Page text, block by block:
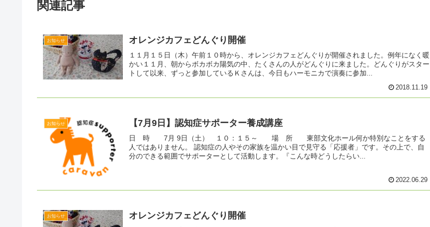
関連記事
お知らせ オレンジカフェどんぐり開催
１１月１５日（木）午前１０時から、オレンジカフェどんぐりが開催されました。例年になく暖
かい１１月、朝からボカボカ陽気の中、たくさんの人がどんぐりに来ました。どんぐりがスター
トして以来、ずっと参加しているＫさんは、今日もハーモニカで演奏に参加...
2018.11.19
お知らせ 【7月9日】認知症サポーター養成講座
日 時 7月 9日（土） １０：１５～ 場 所 東部文化ホール何か特別なことをする
人ではありません。 認知症の人やその家族を温かい目で見守る「応援者」です。その上で、自
分のできる範囲でサポーターとして活動します。『こんな時どうしたらい...
2022.06.29
お知らせ オレンジカフェどんぐり開催